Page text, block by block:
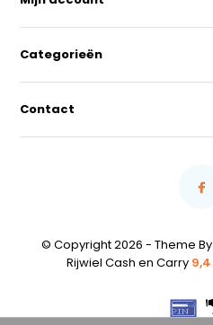
Categorieën
Contact
© Copyright 2026 - Theme By
Rijwiel Cash en Carry 9,4